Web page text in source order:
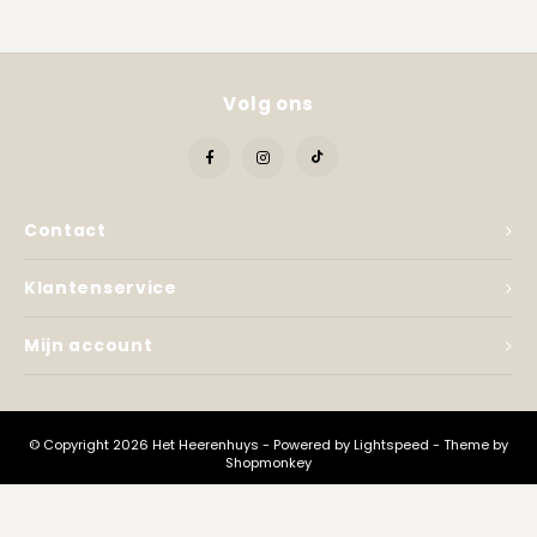
Contact
Volg ons
Klantenservice
Mijn account
© Copyright 2026 Het Heerenhuys - Powered byLightspeed - Theme by
Shopmonkey